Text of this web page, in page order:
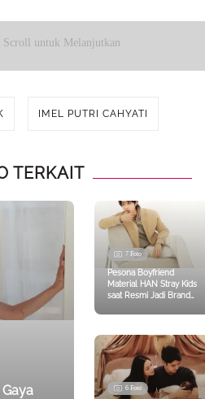
Scroll untuk Melanjutkan
IMEL PUTRI CAHYATI
TERKAIT
7 Foto
Pesona Boyfriend
Material HAN Stray Kids
saat Resmi Jadi Brand
6 Foto